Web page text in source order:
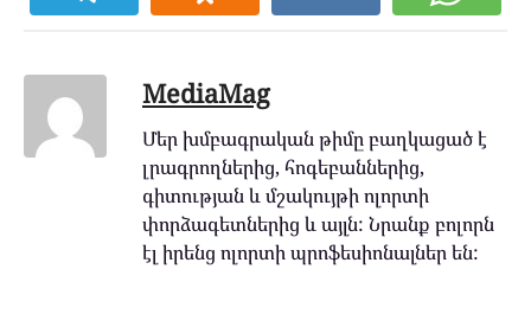
MediaMag
Մեր խմբագրական թիմը բաղկացած է
լրագրողներից, հոգեբաններից,
գիտության և մշակույթի ոլորտի
փորձագետներից և այլն: Նրանք բոլորն
էլ իրենց ոլորտի պրոֆեսիոնալներ են: